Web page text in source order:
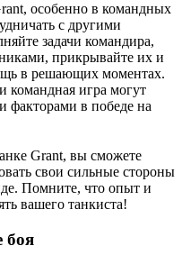
особенно в командных
с другими
задачи командира,
прикрывайте их и
в решающих моментах.
командная игра могут
факторами в победе на
Grant, вы сможете
свои сильные стороны
Помните, что опыт и
вашего танкиста!
боя